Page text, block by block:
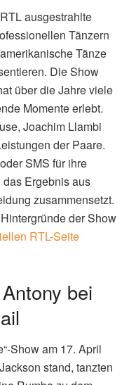
ausgestrahlte
Tänzern
Tänze
Die Show
über die Jahre viele
Momente erlebt.
Joachim Llambi
der Paare.
SMS für ihre
Ergebnis aus
zusammensetzt.
der Show
RTL-Seite
bei
Show am 17. April
stand, tanzten